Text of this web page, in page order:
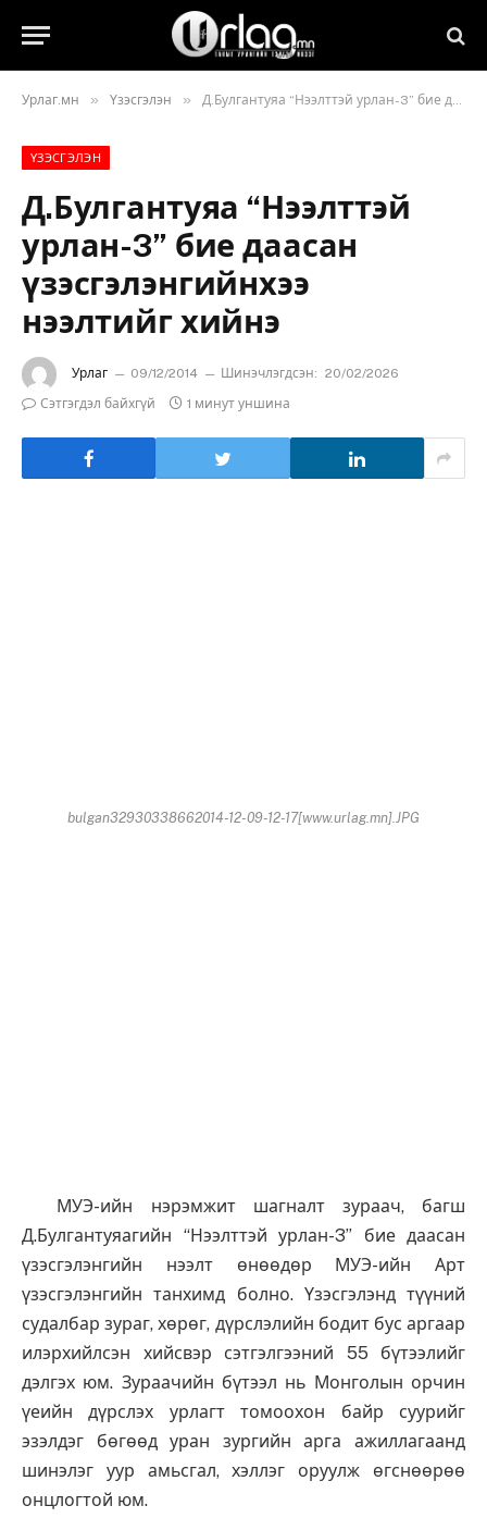
Урлаг.мн » Үзэсгэлэн » Д.Булгантуяа “Нээлттэй урлан-3” бие даасан үзэсгэлэнгийнхээ нээлтийг хийнэ
ҮЗЭСГЭЛЭН
Д.Булгантуяа “Нээлттэй
урлан-3” бие даасан
үзэсгэлэнгийнхээ
нээлтийг хийнэ
Урлаг 09/12/2014 Шинэчлэгдсэн: 20/02/2026
Сэтгэгдэл байхгүй
1 минут уншина
bulgan32930338662014-12-09-12-17[www.urlag.mn].JPG
МУЭ-ийн нэрэмжит шагналт зураач, багш
Д.Булгантуяагийн “Нээлттэй урлан-3” бие даасан
үзэсгэлэнгийн нээлт өнөөдөр МУЭ-ийн Арт
үзэсгэлэнгийн танхимд болно. Үзэсгэлэнд түүний
судалбар зураг, хөрөг, дүрслэлийн бодит бус аргаар
илэрхийлсэн хийсвэр сэтгэлгээний 55 бүтээлийг
дэлгэх юм. Зураачийн бүтээл нь Монголын орчин
үеийн дүрслэх урлагт томоохон байр суурийг
эзэлдэг бөгөөд уран зургийн арга ажиллагаанд
шинэлэг уур амьсгал, хэллэг оруулж өгснөөрөө
онцлогтой юм.